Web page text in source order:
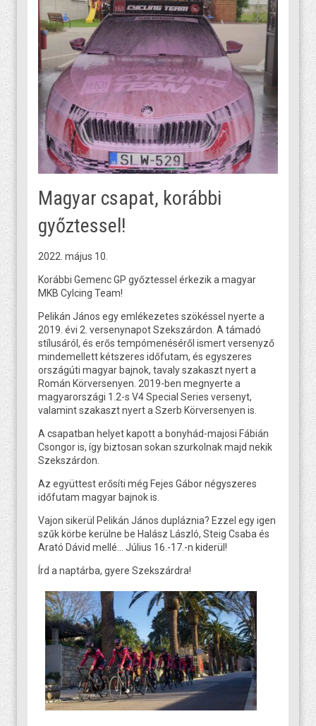
Magyar csapat, korábbi
győztessel!
2022. május 10.
Korábbi Gemenc GP győztessel érkezik a magyar
MKB Cylcing Team!
Pelikán János egy emlékezetes szökéssel nyerte a
2019. évi 2. versenynapot Szekszárdon. A támadó
stílusáról, és erős tempómenéséről ismert versenyző
mindemellett kétszeres időfutam, és egyszeres
országúti magyar bajnok, tavaly szakaszt nyert a
Román Körversenyen. 2019-ben megnyerte a
magyarországi 1.2-s V4 Special Series versenyt,
valamint szakaszt nyert a Szerb Körversenyen is.
A csapatban helyet kapott a bonyhád-majosi Fábián
Csongor is, így biztosan sokan szurkolnak majd nekik
Szekszárdon.
Az együttest erősíti még Fejes Gábor négyszeres
időfutam magyar bajnok is.
Vajon sikerül Pelikán János dupláznia? Ezzel egy igen
szűk körbe kerülne be Halász László, Steig Csaba és
Arató Dávid mellé… Július 16.-17.-n kiderül!
Írd a naptárba, gyere Szekszárdra!